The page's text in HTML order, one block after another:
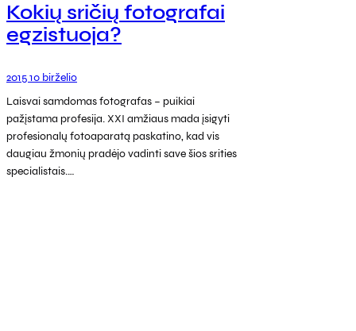
Kokių sričių fotografai
egzistuoja?
2015 10 birželio
Laisvai samdomas fotografas – puikiai
pažįstama profesija. XXI amžiaus mada įsigyti
profesionalų fotoaparatą paskatino, kad vis
daugiau žmonių pradėjo vadinti save šios srities
specialistais.…